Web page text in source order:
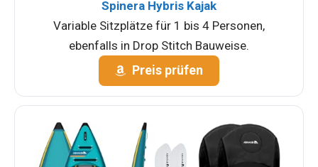
Spinera Hybris Kajak
Variable Sitzplätze für 1 bis 4 Personen,
ebenfalls in Drop Stitch Bauweise.
Preis prüfen